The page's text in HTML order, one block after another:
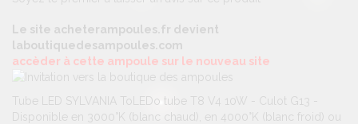
Le site acheterampoules.fr devient
laboutiquedesampoules.com
accèder à cette ampoule sur le nouveau site
Tube LED SYLVANIA ToLEDo tube T8 V4 10W - Culot G13 -
Disponible en 3000°K (blanc chaud), en 4000°K (blanc froid) ou